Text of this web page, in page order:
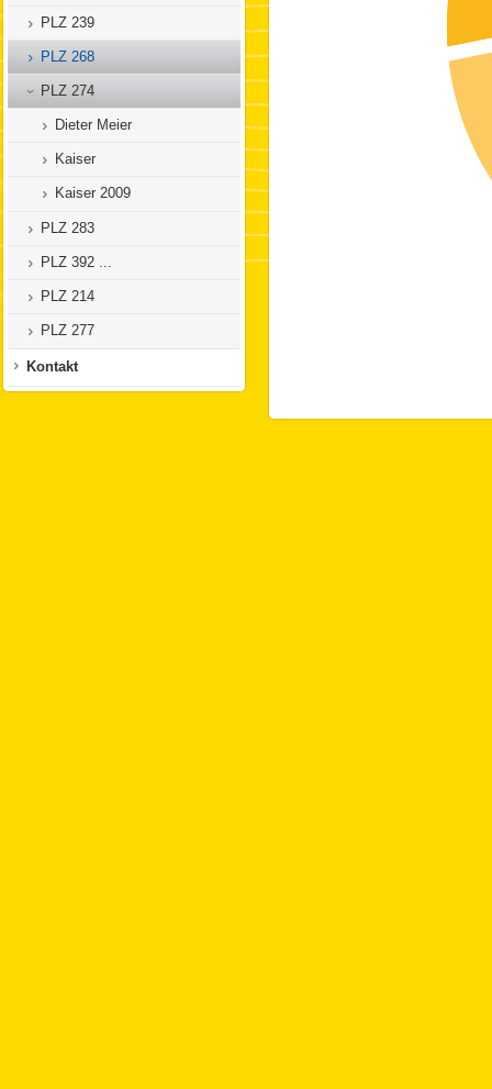
PLZ 239
PLZ 268
PLZ 274
Dieter Meier
Kaiser
Kaiser 2009
PLZ 283
PLZ 392 ...
PLZ 214
PLZ 277
Kontakt